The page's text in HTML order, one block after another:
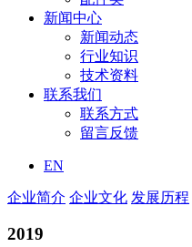
新闻中心
新闻动态
行业知识
技术资料
联系我们
联系方式
留言反馈
EN
企业简介 企业文化 发展历程
2019